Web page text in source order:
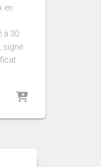
en
à 30
signé
: